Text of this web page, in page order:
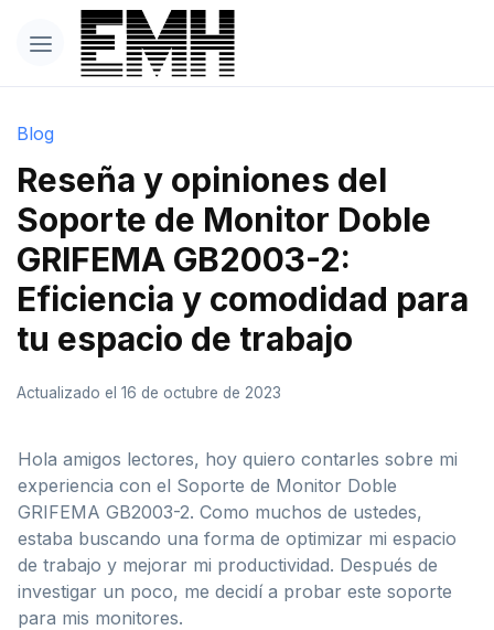
Blog
Reseña y opiniones del
Soporte de Monitor Doble
GRIFEMA GB2003-2:
Eficiencia y comodidad para
tu espacio de trabajo
Actualizado el 16 de octubre de 2023
Hola amigos lectores, hoy quiero contarles sobre mi
experiencia con el Soporte de Monitor Doble
GRIFEMA GB2003-2. Como muchos de ustedes,
estaba buscando una forma de optimizar mi espacio
de trabajo y mejorar mi productividad. Después de
investigar un poco, me decidí a probar este soporte
para mis monitores.